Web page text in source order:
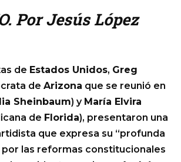
Por Jesús López
de Estados Unidos, Greg
de Arizona que se reunió en
Sheinbaum) y María Elvira
de Florida), presentaron una
que expresa su “profunda
las reformas constitucionales